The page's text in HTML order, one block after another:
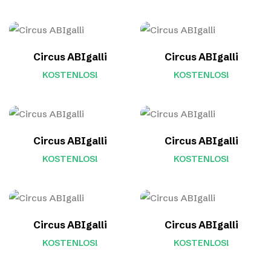
Circus ABIgalli
KOSTENLOS!
Circus ABIgalli
KOSTENLOS!
Circus ABIgalli
KOSTENLOS!
Circus ABIgalli
KOSTENLOS!
Circus ABIgalli
KOSTENLOS!
Circus ABIgalli
KOSTENLOS!